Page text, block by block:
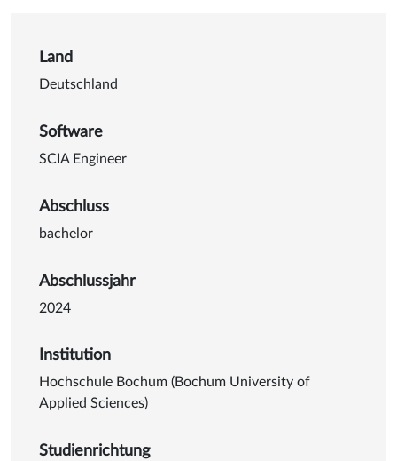
Details zu Reangular - Ein
Land
Deutschland
Software
SCIA Engineer
Abschluss
bachelor
Abschlussjahr
2024
Institution
Hochschule Bochum (Bochum University of
Applied Sciences)
Studienrichtung